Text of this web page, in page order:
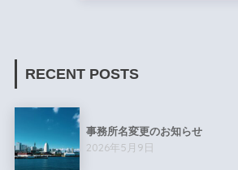
RECENT POSTS
事務所名変更のお知らせ
2026年5月9日